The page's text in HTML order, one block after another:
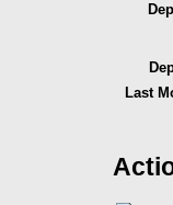
Last